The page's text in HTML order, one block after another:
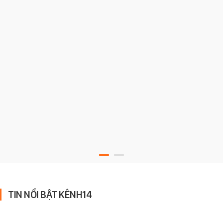
TIN NỔI BẬT KÊNH14